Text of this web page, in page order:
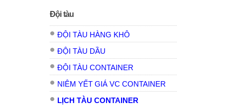
Đội tàu
ĐỘI TÀU HÀNG KHÔ
ĐỘI TÀU DẦU
ĐỘI TÀU CONTAINER
NIÊM YẾT GIÁ VC CONTAINER
LỊCH TÀU CONTAINER